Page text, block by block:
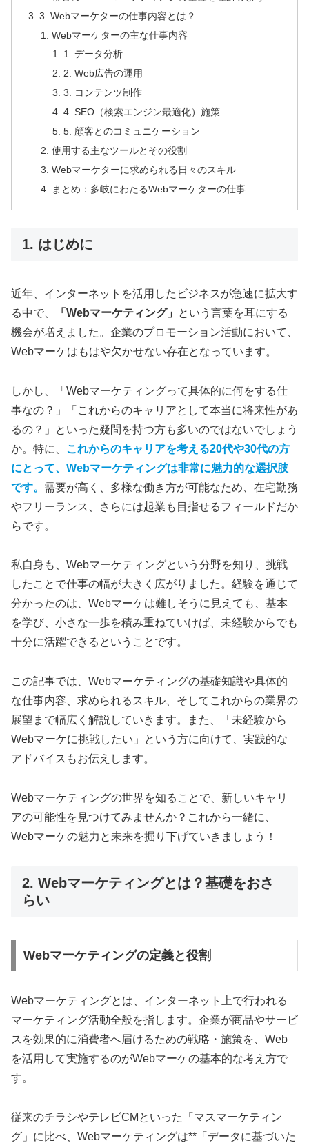
3. Webマーケターの仕事内容とは？
Webマーケターの主な仕事内容
1. データ分析
2. Web広告の運用
3. コンテンツ制作
4. SEO（検索エンジン最適化）施策
5. 顧客とのコミュニケーション
使用する主なツールとその役割
Webマーケターに求められる日々のスキル
まとめ：多岐にわたるWebマーケターの仕事
1. はじめに
近年、インターネットを活用したビジネスが急速に拡大す
る中で、
「Webマーケティング」
という言葉を耳にする
機会が増えました。企業のプロモーション活動において、
Webマーケはもはや欠かせない存在となっています。
しかし、「Webマーケティングって具体的に何をする仕
事なの？」「これからのキャリアとして本当に将来性があ
るの？」といった疑問を持つ方も多いのではないでしょう
か。特に、 これからのキャリアを考える20代や30代の方
にとって、Webマーケティングは非常に魅力的な選択肢
です。 需要が高く、多様な働き方が可能なため、在宅勤務
やフリーランス、さらには起業も目指せるフィールドだか
らです。
私自身も、Webマーケティングという分野を知り、挑戦
したことで仕事の幅が大きく広がりました。経験を通じて
分かったのは、Webマーケは難しそうに見えても、基本
を学び、小さな一歩を積み重ねていけば、未経験からでも
十分に活躍できるということです。
この記事では、Webマーケティングの基礎知識や具体的
な仕事内容、求められるスキル、そしてこれからの業界の
展望まで幅広く解説していきます。また、「未経験から
Webマーケに挑戦したい」という方に向けて、実践的な
アドバイスもお伝えします。
Webマーケティングの世界を知ることで、新しいキャリ
アの可能性を見つけてみませんか？これから一緒に、
Webマーケの魅力と未来を掘り下げていきましょう！
2. Webマーケティングとは？基礎をおさ
らい
Webマーケティングの定義と役割
Webマーケティングとは、インターネット上で行われる
マーケティング活動全般を指します。企業が商品やサービ
スを効果的に消費者へ届けるための戦略・施策を、Web
を活用して実施するのがWebマーケの基本的な考え方で
す。
従来のチラシやテレビCMといった「マスマーケティン
グ」に比べ、Webマーケティングは**「データに基づいた